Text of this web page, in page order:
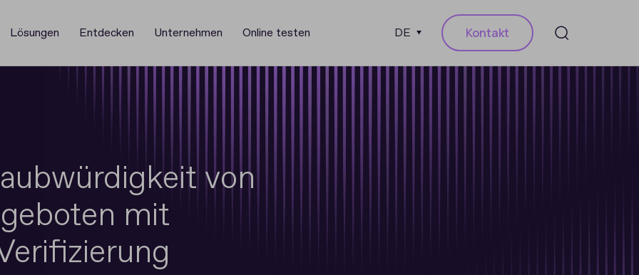
Lösungen Entdecken Unternehmen Online testen DE Kontakt
von
mit